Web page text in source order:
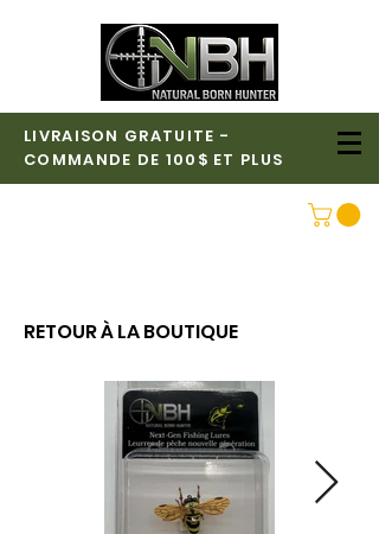
LIVRAISON GRATUITE -
COMMANDE DE 100$ ET PLUS
RETOUR À LA BOUTIQUE